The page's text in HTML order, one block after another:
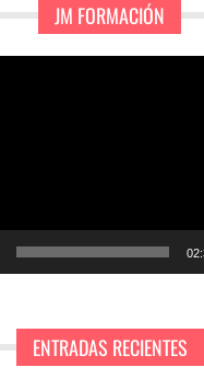
JM FORMACIÓN
ENTRADAS RECIENTES